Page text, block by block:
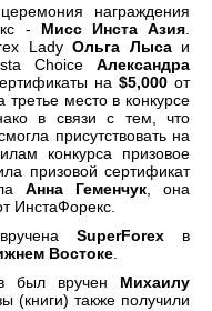
награждения
- Мисс Инста Азия
LadyОльга Лысаи
Choice Александра
на $5,000от
третье место в конкурсе
в связи с тем, что
присутствовать на
конкурса призовое
призовой сертификат
Анна Геменчук , она
ИнстаФорекс.
SuperForex в
Востоке
был вручен Михаилу
(книги) также получили